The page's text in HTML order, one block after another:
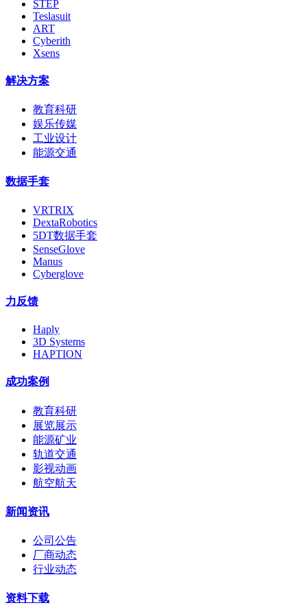
STEP
Teslasuit
ART
Cyberith
Xsens
解决方案
教育科研
娱乐传媒
工业设计
能源交通
数据手套
VRTRIX
DextaRobotics
5DT数据手套
SenseGlove
Manus
Cyberglove
力反馈
Haply
3D Systems
HAPTION
成功案例
教育科研
展览展示
能源矿业
轨道交通
影视动画
航空航天
新闻资讯
公司公告
厂商动态
行业动态
资料下载